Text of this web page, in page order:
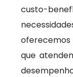
custo-
que